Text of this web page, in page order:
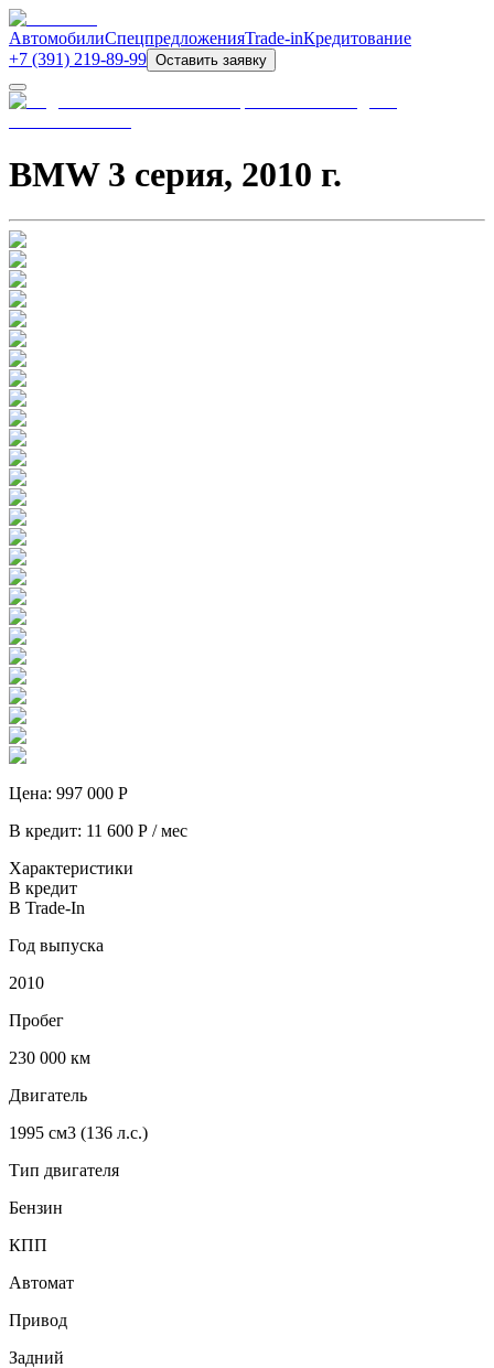
АвтомобилиСпецпредложенияTrade-inКредитование
+7 (391) 219-89-99 Оставить заявку
BMW 3 серия, 2010 г.
Цена: 997 000 Р
В кредит: 11 600 Р / мес
Характеристики
В кредит
В Trade-In
Год выпуска
2010
Пробег
230 000 км
Двигатель
1995 см3 (136 л.с.)
Тип двигателя
Бензин
КПП
Автомат
Привод
Задний